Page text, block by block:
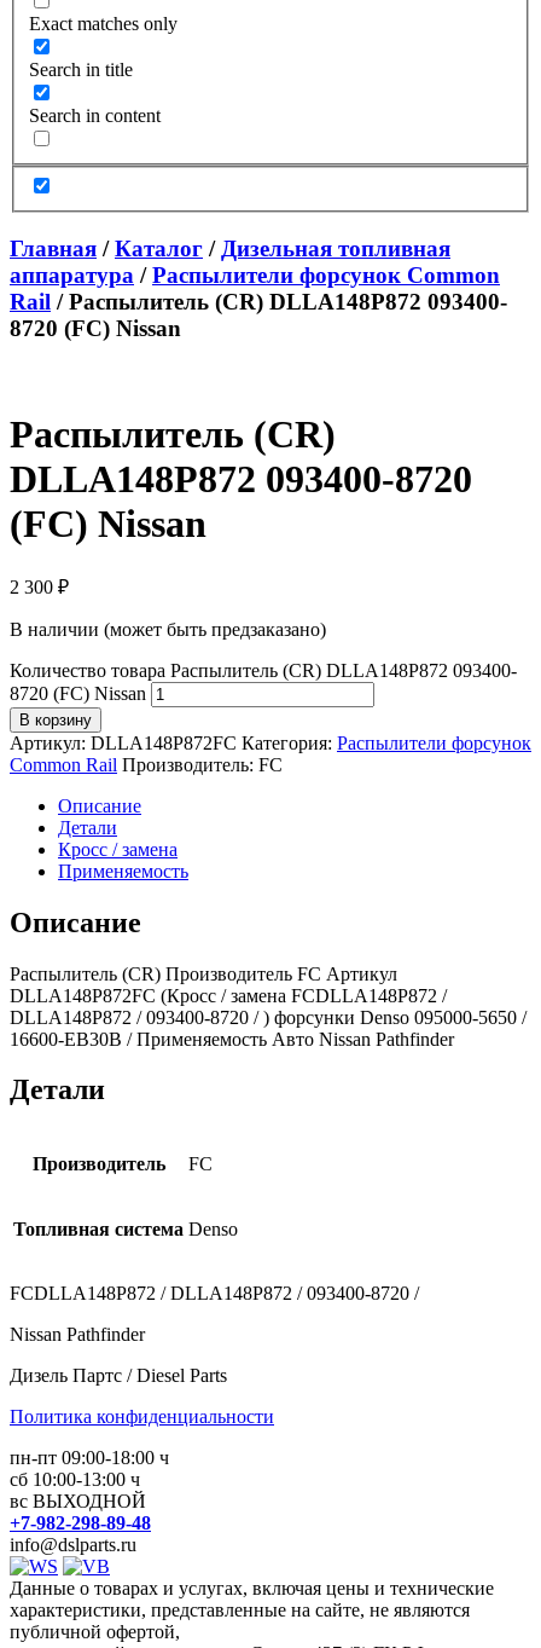
Exact matches only
Search in title
Search in content
Главная /Каталог / Дизельная топливная
аппаратура /Распылители форсунок Common
Rail / Распылитель (CR) DLLA148P872 093400-
8720 (FC) Nissan
Распылитель (CR)
DLLA148P872 093400-8720
(FC) Nissan
2 300 ₽
В наличии (может быть предзаказано)
Количество товара Распылитель (CR) DLLA148P872 093400-
8720 (FC) Nissan
В корзину
Артикул: DLLA148P872FC Категория: Распылители форсунок
Common Rail Производитель: FC
Описание
Детали
Кросс / замена
Применяемость
Описание
Распылитель (CR) Производитель FC Артикул
DLLA148P872FC (Кросс / замена FCDLLA148P872 /
DLLA148P872 / 093400-8720 / ) форсунки Denso 095000-5650 /
16600-EB30B / Применяемость Авто Nissan Pathfinder
Детали
Производитель FC
Топливная система Denso
FCDLLA148P872 / DLLA148P872 / 093400-8720 /
Nissan Pathfinder
Дизель Партс / Diesel Parts
Политика конфиденциальности
пн-пт 09:00-18:00 ч
сб 10:00-13:00 ч
вс ВЫХОДНОЙ
+7-982-298-89-48
info@dslparts.ru
Данные о товарах и услугах, включая цены и технические
характеристики, представленные на сайте, не являются
публичной офертой,